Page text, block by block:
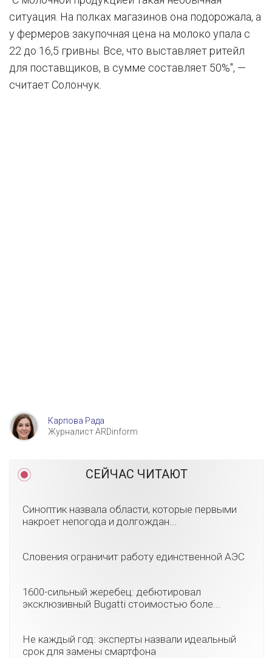
ситуация. На полках магазинов она подорожала, а
у фермеров закупочная цена на молоко упала с
22 до 16,5 гривны. Все, что выставляет ритейл
для поставщиков, в сумме составляет 50%", —
считает Солончук.
Карпова Рада
Журналист ARDinform
СЕЙЧАС ЧИТАЮТ
Синоптик назвала области, которые первыми
накроет непогода и долгождан...
Словения ограничит работу единственной АЭС
1600-сильный жеребец: дебютировал
эксклюзивный Bugatti стоимостью боле...
Не каждый год: эксперты назвали идеальный
срок для замены смартфона